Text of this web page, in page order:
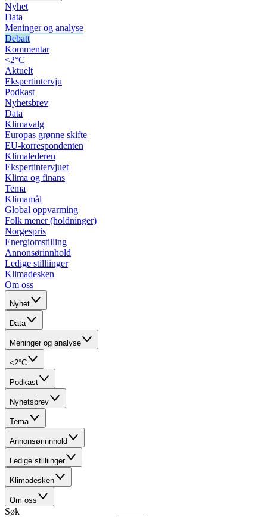
Nyhet
Data
Meninger og analyse
Debatt
Kommentar
<2°C
Aktuelt
Ekspertintervju
Podkast
Nyhetsbrev
Data
Klimavalg
Europas grønne skifte
EU-korrespondenten
Klimalederen
Ekspertintervjuet
Klima og finans
Tema
Klimamål
Global oppvarming
Folk mener (holdninger)
Norgespris
Energiomstilling
Annonsørinnhold
Ledige stilliinger
Klimadesken
Om oss
Nyhet
Data
Meninger og analyse
<2°C
Podkast
Nyhetsbrev
Tema
Annonsørinnhold
Ledige stilliinger
Klimadesken
Om oss
Søk